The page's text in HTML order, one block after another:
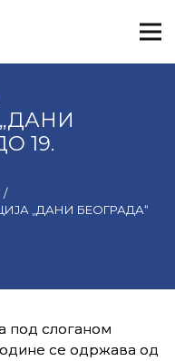
19.
/
„ДАНИ БЕОГРАДА“
под слоганом
се одржава од